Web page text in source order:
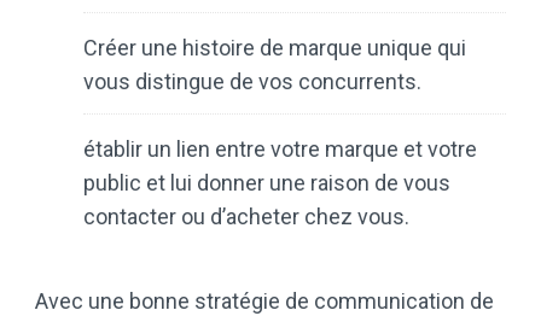
Créer une histoire de marque unique qui
vous distingue de vos concurrents.
établir un lien entre votre marque et votre
public et lui donner une raison de vous
contacter ou d’acheter chez vous.
Avec une bonne stratégie de communication de